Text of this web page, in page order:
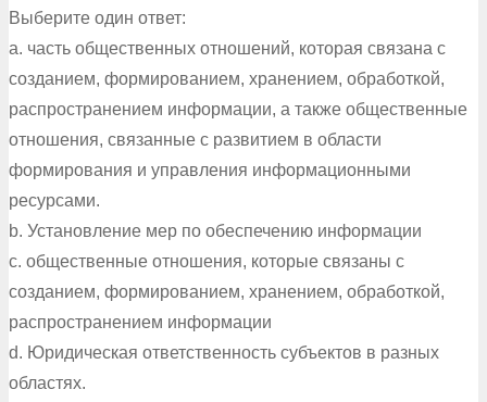
Выберите один ответ:
a. часть общественных отношений, которая связана с
созданием, формированием, хранением, обработкой,
распространением информации, а также общественные
отношения, связанные с развитием в области
формирования и управления информационными
ресурсами.
b. Установление мер по обеспечению информации
c. общественные отношения, которые связаны с
созданием, формированием, хранением, обработкой,
распространением информации
d. Юридическая ответственность субъектов в разных
областях.